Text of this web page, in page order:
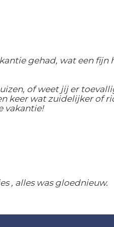
gehad, wat een
of weet jij er
keer wat zuidelijker of
vakantie!
, alles was gloednieuw.